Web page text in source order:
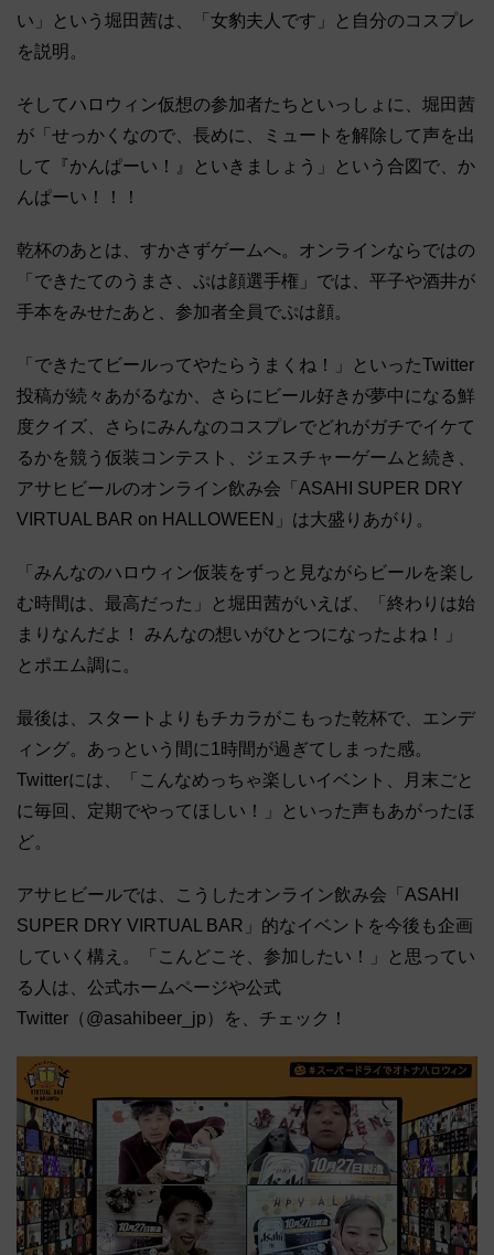
い」という堀田茜は、「女豹夫人です」と自分のコスプレ
を説明。
そしてハロウィン仮想の参加者たちといっしょに、堀田茜
が「せっかくなので、長めに、ミュートを解除して声を出
して『かんぱーい！』といきましょう」という合図で、か
んぱーい！！！
乾杯のあとは、すかさずゲームへ。オンラインならではの
「できたてのうまさ、ぷは顔選手権」では、平子や酒井が
手本をみせたあと、参加者全員でぷは顔。
「できたてビールってやたらうまくね！」といったTwitter
投稿が続々あがるなか、さらにビール好きが夢中になる鮮
度クイズ、さらにみんなのコスプレでどれがガチでイケて
るかを競う仮装コンテスト、ジェスチャーゲームと続き、
アサヒビールのオンライン飲み会「ASAHI SUPER DRY
VIRTUAL BAR on HALLOWEEN」は大盛りあがり。
「みんなのハロウィン仮装をずっと見ながらビールを楽し
む時間は、最高だった」と堀田茜がいえば、「終わりは始
まりなんだよ！ みんなの想いがひとつになったよね！」
とポエム調に。
最後は、スタートよりもチカラがこもった乾杯で、エンデ
ィング。あっという間に1時間が過ぎてしまった感。
Twitterには、「こんなめっちゃ楽しいイベント、月末ごと
に毎回、定期でやってほしい！」といった声もあがったほ
ど。
アサヒビールでは、こうしたオンライン飲み会「ASAHI
SUPER DRY VIRTUAL BAR」的なイベントを今後も企画
していく構え。「こんどこそ、参加したい！」と思ってい
る人は、公式ホームページや公式
Twitter（@asahibeer_jp）を、チェック！